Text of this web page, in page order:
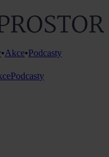
•Akce•Podcasty
Podcasty